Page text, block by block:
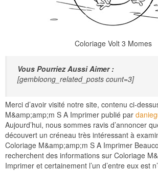
Coloriage Volt 3 Momes
Vous Pourriez Aussi Aimer :
[gembloong_related_posts count=3]
Merci d’avoir visité notre site, contenu ci-
M&amp;amp;m S A Imprimer publié par
Aujourd’hui, nous sommes ravis d’annoncer
découvert un créneau très intéressant à
Coloriage M&amp;amp;m S A Imprimer
recherchent des informations sur Coloriage
Imprimer et certainement l’un d’entre eux est